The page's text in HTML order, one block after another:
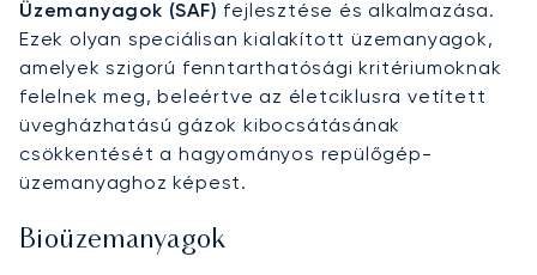
Üzemanyagok (SAF) fejlesztése és alkalmazása.
Ezek olyan speciálisan kialakított üzemanyagok,
amelyek szigorú fenntarthatósági kritériumoknak
felelnek meg, beleértve az életciklusra vetített
üvegházhatású gázok kibocsátásának
csökkentését a hagyományos repülőgép-
üzemanyaghoz képest.
Bioüzemanyagok